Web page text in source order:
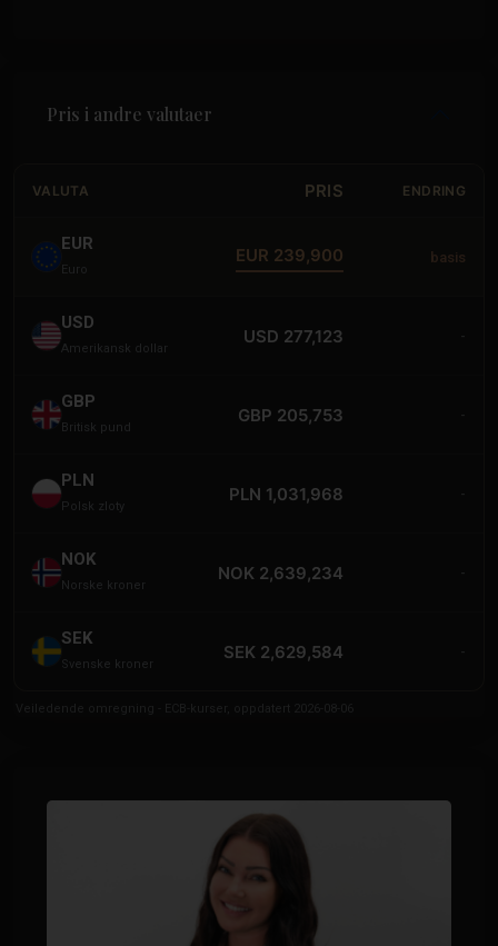
Pris i andre valutaer
VALUTA PRIS ENDRING
EUR
Euro
EUR 239,900 basis
USD
Amerikansk dollar
USD 277,123
GBP
Britisk pund
GBP 205,753
PLN
Polsk zloty
PLN 1,031,968
NOK
Norske kroner
NOK 2,639,234
SEK
Svenske kroner
SEK 2,629,584